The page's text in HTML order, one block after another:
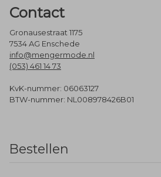
Contact
Gronausestraat 1175
7534 AG Enschede
info@mengermode.nl
(053) 461 14 73
KvK-nummer: 06063127
BTW-nummer: NL008978426B01
Bestellen